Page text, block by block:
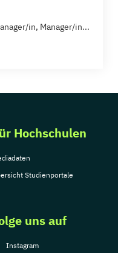
in, Manager/in...
Hochschulen
Studienportale
uns auf
Instagram